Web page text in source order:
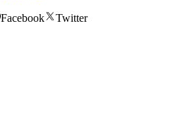
Facebook
Twitter